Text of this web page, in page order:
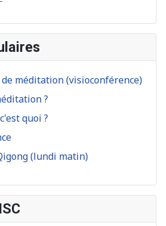
méditation (visioconférence)
?
quoi ?
(lundi matin)